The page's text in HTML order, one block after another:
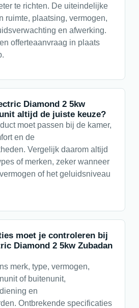
te richten. De uiteindelijke
ruimte, plaatsing, vermogen,
en afwerking.
offerteaanvraag in plaats
Diamond 2 5kw
altijd de juiste keuze?
moet passen bij de kamer,
en de
Vergelijk daarom altijd
of merken, zeker wanneer
of het geluidsniveau
moet je controleren bij
Diamond 2 5kw Zubadan
merk, type, vermogen,
of buitenunit,
en
Ontbrekende specificaties